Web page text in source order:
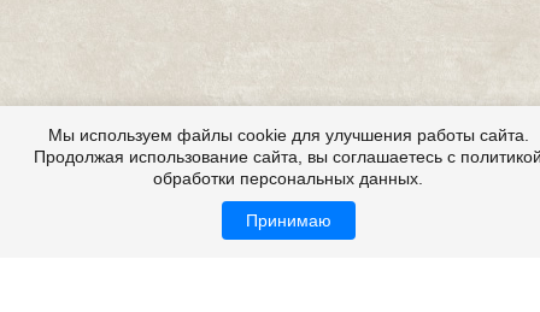
Мы используем файлы cookie для улучшения работы сайта.
Продолжая использование сайта, вы соглашаетесь с
обработки персональных данных.
Принимаю